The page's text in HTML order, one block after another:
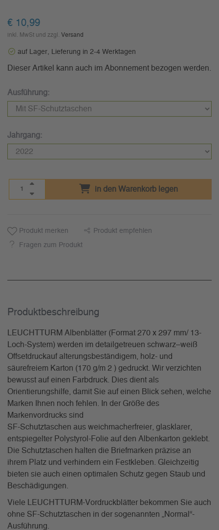
€ 10,99
inkl. MwSt und zzgl. Versand
auf Lager, Lieferung in 2-4 Werktagen
Dieser Artikel kann auch im Abonnement bezogen werden.
Ausführung:
Jahrgang:
in den Warenkorb legen
Produkt merken Produkt empfehlen
Fragen zum Produkt
Produkt­beschreibung
LEUCHTTURM Albenblätter (Format 270 x 297 mm/ 13-
Loch-System) werden im detailgetreuen schwarz–weiß
Offsetdruckauf alterungsbeständigem, holz- und
säurefreiem Karton (170 g/m 2 ) gedruckt. Wir verzichten
bewusst auf einen Farbdruck. Dies dient als
Orientierungshilfe, damit Sie auf einen Blick sehen, welche
Marken Ihnen noch fehlen. In der Größe des
Markenvordrucks sind
SF-Schutztaschen aus weichmacherfreier, glasklarer,
entspiegelter Polystyrol-Folie auf den Albenkarton geklebt.
Die Schutztaschen halten die Briefmarken präzise an
ihrem Platz und verhindern ein Festkleben. Gleichzeitig
bieten sie auch einen optimalen Schutz gegen Staub und
Beschädigungen.
Viele LEUCHTTURM-Vordruckblätter bekommen Sie auch
ohne SF-Schutztaschen in der sogenannten „Normal“-
Ausführung.